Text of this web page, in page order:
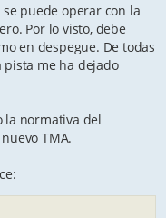
puede operar con la
Por lo visto, debe
en despegue. De todas
pista me ha dejado
la normativa del
TMA.